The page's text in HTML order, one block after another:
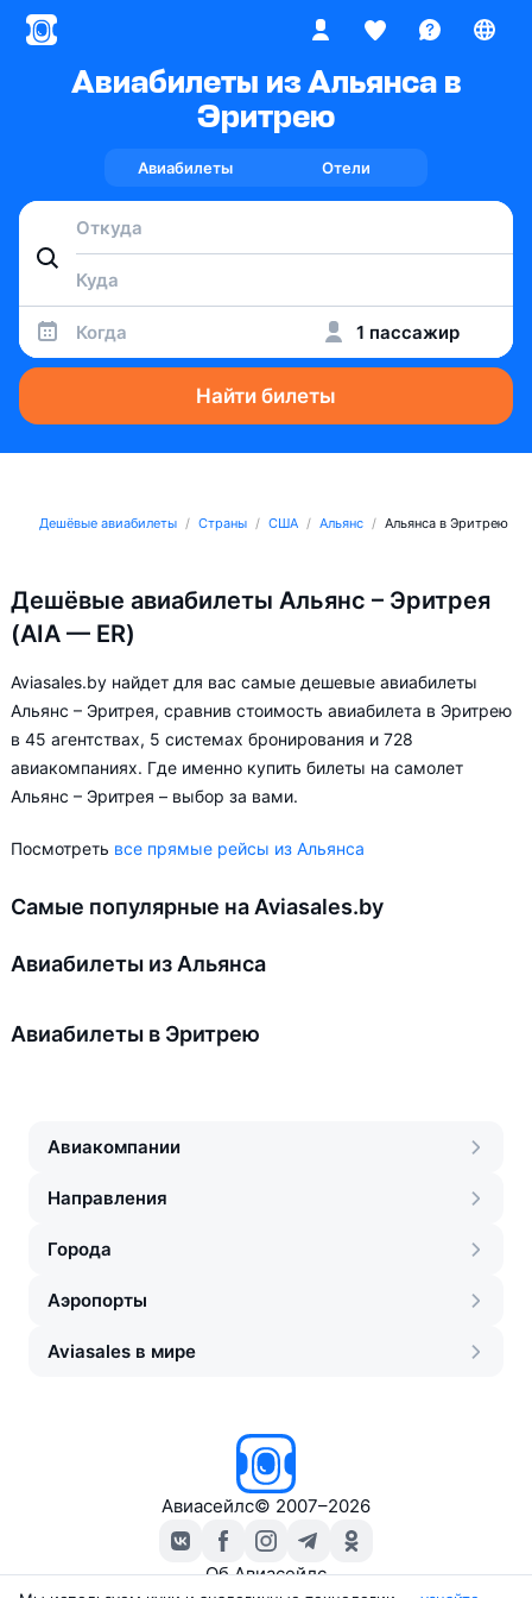
Авиабилеты из Альянса в
Эритрею
Авиабилеты Отели
Когда 1 пассажир
Найти билеты
Дешёвые авиабилеты Страны США Альянс Альянса в Эритрею
Дешёвые авиабилеты Альянс – Эритрея
(AIA — ER)
Aviasales.by найдет для вас самые дешевые авиабилеты
Альянс – Эритрея, сравнив стоимость авиабилета в Эритрею
в 45 агентствах, 5 системах бронирования и 728
авиакомпаниях. Где именно купить билеты на самолет
Альянс – Эритрея – выбор за вами.
Посмотреть все прямые рейсы из Альянса
Самые популярные на Aviasales.by
Авиабилеты из Альянса
Авиабилеты в Эритрею
Авиакомпании
Направления
Города
Аэропорты
Aviasales в мире
Авиасейлс© 2007–2026
Об Авиасейлс